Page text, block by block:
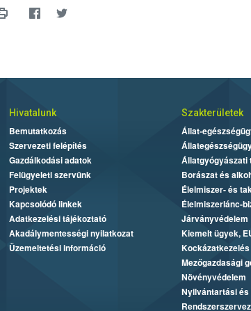
Hivatalunk
Bemutatkozás
Szervezeti felépítés
Gazdálkodási adatok
Felügyeleti szervünk
Projektek
Kapcsolódó linkek
Adatkezelési tájékoztató
Akadálymentességi nyilatkozat
Üzemeltetési információ
Szakterületek
Állat-
Állatgyógyászati
Borászat és
Élelmiszer- és
Élelmiszerlánc-
Járványvédelem
Kiemelt ügyek,
Kockázatkezelés
Mezőgazdasági
Növényvédelem
Nyilvántartási és